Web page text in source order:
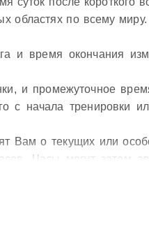
областях по всему миру.
и время окончания
и промежуточное
начала тренировки
Вам о текущих или
Часы могут затем
принимать
сигнала,